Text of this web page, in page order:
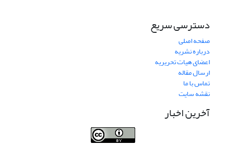
دسترسی سریع
صفحه اصلی
درباره نشریه
اعضای هیات تحریریه
ارسال مقاله
تماس با ما
نقشه سایت
آخرین اخبار